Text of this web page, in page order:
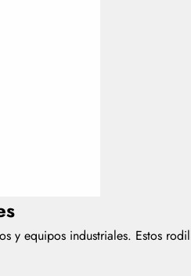
equipos industriales. Estos